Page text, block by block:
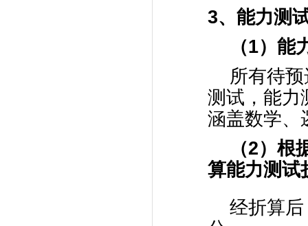
3、能力测
（1）能
所有待
测试，能力
涵盖数学、
（2）根
算能力测试
经折算